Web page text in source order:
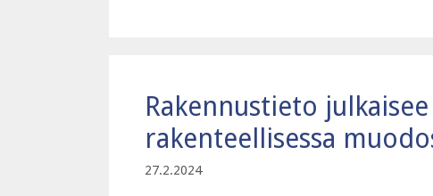
Rakennustieto
rakenteellisessa
27.2.2024